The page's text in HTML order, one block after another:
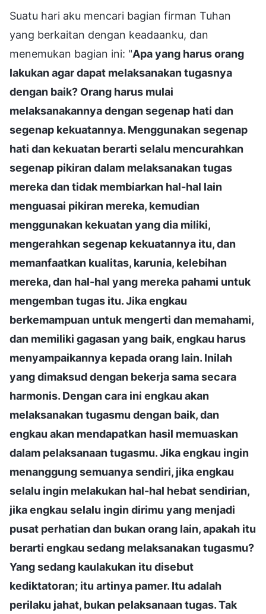
Suatu hari aku mencari bagian firman Tuhan
yang berkaitan dengan keadaanku, dan
menemukan bagian ini: "Apa yang harus orang
lakukan agar dapat melaksanakan tugasnya
dengan baik? Orang harus mulai
melaksanakannya dengan segenap hati dan
segenap kekuatannya. Menggunakan segenap
hati dan kekuatan berarti selalu mencurahkan
segenap pikiran dalam melaksanakan tugas
mereka dan tidak membiarkan hal-hal lain
menguasai pikiran mereka, kemudian
menggunakan kekuatan yang dia miliki,
mengerahkan segenap kekuatannya itu, dan
memanfaatkan kualitas, karunia, kelebihan
mereka, dan hal-hal yang mereka pahami untuk
mengemban tugas itu. Jika engkau
berkemampuan untuk mengerti dan memahami,
dan memiliki gagasan yang baik, engkau harus
menyampaikannya kepada orang lain. Inilah
yang dimaksud dengan bekerja sama secara
harmonis. Dengan cara ini engkau akan
melaksanakan tugasmu dengan baik, dan
engkau akan mendapatkan hasil memuaskan
dalam pelaksanaan tugasmu. Jika engkau ingin
menanggung semuanya sendiri, jika engkau
selalu ingin melakukan hal-hal hebat sendirian,
jika engkau selalu ingin dirimu yang menjadi
pusat perhatian dan bukan orang lain, apakah itu
berarti engkau sedang melaksanakan tugasmu?
Yang sedang kaulakukan itu disebut
kediktatoran; itu artinya pamer. Itu adalah
perilaku jahat, bukan pelaksanaan tugas. Tak